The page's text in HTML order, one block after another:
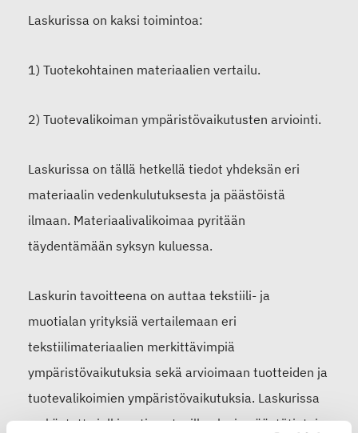
Laskurissa on kaksi toimintoa:
1) Tuotekohtainen materiaalien vertailu.
2) Tuotevalikoiman ympäristövaikutusten arviointi.
Laskurissa on tällä hetkellä tiedot yhdeksän eri
materiaalin vedenkulutuksesta ja päästöistä
ilmaan. Materiaalivalikoimaa pyritään
täydentämään syksyn kuluessa.
Laskurin tavoitteena on auttaa tekstiili- ja
muotialan yrityksiä vertailemaan eri
tekstiilimateriaalien merkittävimpiä
ympäristövaikutuksia sekä arvioimaan tuotteiden ja
tuotevalikoimien ympäristövaikutuksia. Laskurissa
on käytetty julkisesti saatavilla olevia päästötietoja,